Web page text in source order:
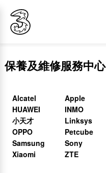
保養及維修服務中心
Alcatel Apple
HUAWEI
INMO
小天才
Linksys
OPPO
Petcube
Samsung
Sony
Xiaomi
ZTE